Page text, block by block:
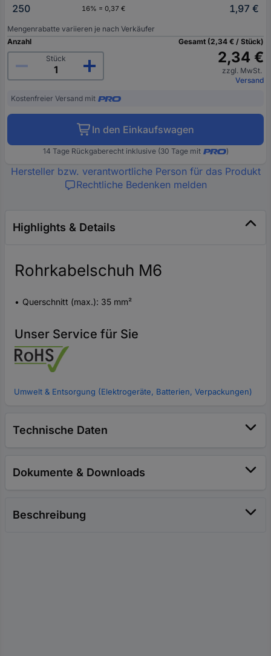
250
16% = 0,37 € 1,97 €
Mengenrabatte variieren je nach Verkäufer
Anzahl
Stück
Gesamt (2,34 € / Stück)
2,34 €
zzgl. MwSt.
Versand
Kostenfreier Versand mit
In den Einkaufswagen
14 Tage Rückgaberecht inklusive (30 Tage mit )
Hersteller bzw. verantwortliche Person für das Produkt
Rechtliche Bedenken melden
Highlights & Details
Rohrkabelschuh M6
Querschnitt (max.): 35 mm²
Unser Service für Sie
Umwelt & Entsorgung (Elektrogeräte, Batterien, Verpackungen)
Technische Daten
Dokumente & Downloads
Beschreibung